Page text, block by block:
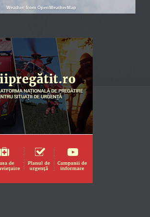
Weather from OpenWeatherMap